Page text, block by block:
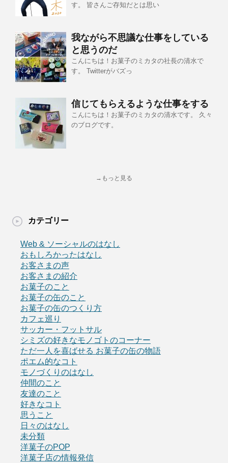
す。 皆さんご存知だとは思い
我ながら不思議な仕事をしている
と思うのだ
こんにちは！お菓子のミカタの社長の清水で
す。 Twitterがバズっ
信じてもらえるような仕事をする
こんにちは！お菓子のミカタの清水です。 久々
のブログです。
→もっと見る
カテゴリー
Web & ソーシャルのはなし
おもしろかったはなし
お客さまの声
お客さまの紹介
お菓子のこと
お菓子の缶のこと
お菓子の缶のつくり方
カフェ巡り
サッカー・フットサル
シミズの好きなモノゴトのコーナー
ただ一人を喜ばせる お菓子の缶の物語
ポエム的なコト
モノづくりのはなし
仲間のこと
友達のこと
好きなコト
思うこと
日々のはなし
未分類
洋菓子のPOP
洋菓子店の情報発信